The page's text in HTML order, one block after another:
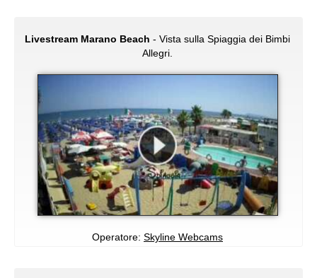
Livestream Marano Beach - Vista sulla Spiaggia dei Bimbi
Allegri.
Operatore: Skyline Webcams